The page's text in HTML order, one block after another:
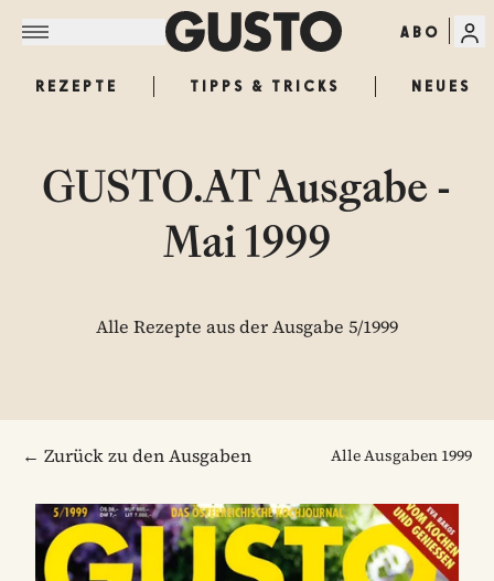
ABO
REZEPTE TIPPS & TRICKS NEUES
GUSTO.AT Ausgabe -
Mai 1999
Alle Rezepte aus der Ausgabe 5/1999
← Zurück zu den Ausgaben Alle Ausgaben 1999